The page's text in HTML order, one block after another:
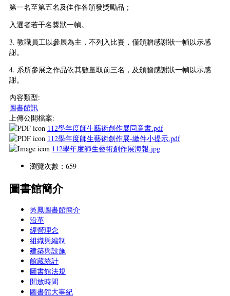
第一名至第五名及佳作各頒發獎勵品；
入選者若干名獎狀一幀。
3. 教職員工以參展為主，不列入比賽，僅頒贈感謝狀一幀以示感
謝。
4. 系所參展之作品依其數量取前三名，及頒贈感謝狀一幀以示感
謝。
內容類型:
圖書館訊
上傳公開檔案:
112學年度師生藝術創作展同意書.pdf
112學年度師生藝術創作展-繳件小提示.pdf
112學年度師生藝術創作展海報.jpg
瀏覽次數：659
圖書館簡介
吳鳳圖書館簡介
沿革
經營理念
組織與編制
建築與設施
館藏統計
圖書館法規
開放時間
圖書館大事紀